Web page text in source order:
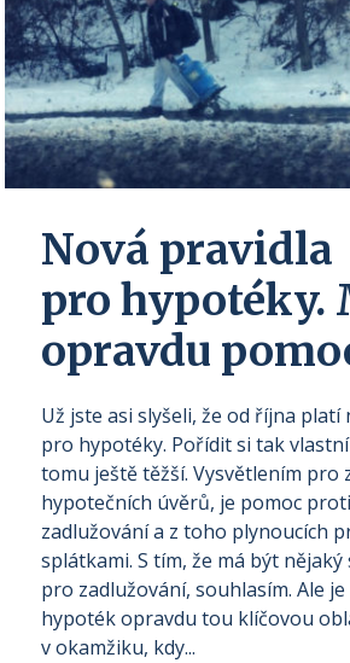
Nová pravidla
pro hypotéky.
opravdu
Už jste asi slyšeli, že od října
pro hypotéky. Pořídit si tak
tomu ještě těžší. Vysvětlením pro
hypotečních úvěrů, je pomoc
zadlužování a z toho plynoucích
splátkami. S tím, že má být
pro zadlužování, souhlasím. Ale
hypoték opravdu tou klíčovou
v okamžiku, kdy...